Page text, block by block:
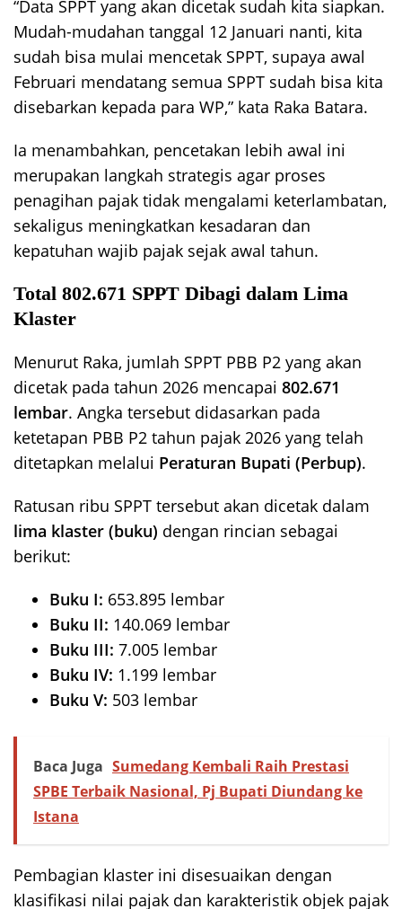
“Data SPPT yang akan dicetak sudah kita siapkan.
Mudah-mudahan tanggal 12 Januari nanti, kita
sudah bisa mulai mencetak SPPT, supaya awal
Februari mendatang semua SPPT sudah bisa kita
disebarkan kepada para WP,” kata Raka Batara.
Ia menambahkan, pencetakan lebih awal ini
merupakan langkah strategis agar proses
penagihan pajak tidak mengalami keterlambatan,
sekaligus meningkatkan kesadaran dan
kepatuhan wajib pajak sejak awal tahun.
Total 802.671 SPPT Dibagi dalam Lima
Klaster
Menurut Raka, jumlah SPPT PBB P2 yang akan
dicetak pada tahun 2026 mencapai 802.671
lembar. Angka tersebut didasarkan pada
ketetapan PBB P2 tahun pajak 2026 yang telah
ditetapkan melalui Peraturan Bupati (Perbup).
Ratusan ribu SPPT tersebut akan dicetak dalam
lima klaster (buku) dengan rincian sebagai
berikut:
Buku I: 653.895 lembar
Buku II: 140.069 lembar
Buku III: 7.005 lembar
Buku IV: 1.199 lembar
Buku V: 503 lembar
Baca Juga Sumedang Kembali Raih Prestasi
SPBE Terbaik Nasional, Pj Bupati Diundang ke
Istana
Pembagian klaster ini disesuaikan dengan
klasifikasi nilai pajak dan karakteristik objek pajak